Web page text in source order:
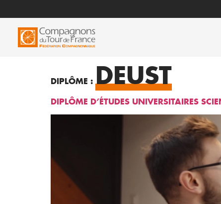
DIPLÔME : DEUST
DIPLÔME D’ÉTUDES UNIVERSITAIRES